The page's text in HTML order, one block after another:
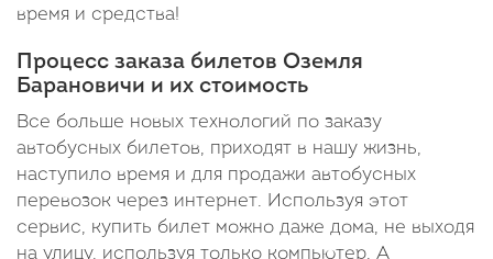
время и средства!
Процесс заказа билетов Оземля
Барановичи и их стоимость
Все больше новых технологий по заказу
автобусных билетов, приходят в нашу жизнь,
наступило время и для продажи автобусных
перевозок через интернет. Используя этот
сервис, купить билет можно даже дома, не выходя
на улицу, используя только компьютер. А